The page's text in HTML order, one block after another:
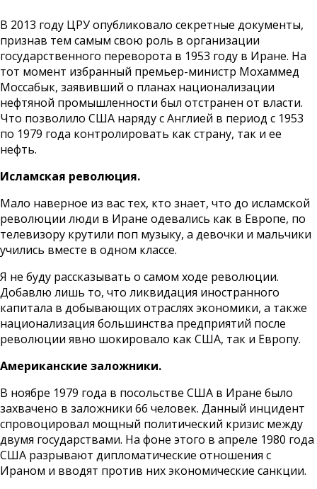
В 2013 году ЦРУ опубликовало секретные документы,
признав тем самым свою роль в организации
государственного переворота в 1953 году в Иране. На
тот момент избранный премьер-министр Мохаммед
Моссабык, заявивший о планах национализации
нефтяной промышленности был отстранен от власти.
Что позволило США наряду с Англией в период с 1953
по 1979 года контролировать как страну, так и ее
нефть.
Исламская революция.
Мало наверное из вас тех, кто знает, что до исламской
революции люди в Иране одевались как в Европе, по
телевизору крутили поп музыку, а девочки и мальчики
учились вместе в одном классе.
Я не буду рассказывать о самом ходе революции.
Добавлю лишь то, что ликвидация иностранного
капитала в добывающих отраслях экономики, а также
национализация большинства предприятий после
революции явно шокировало как США, так и Европу.
Американские заложники.
В ноябре 1979 года в посольстве США в Иране было
захвачено в заложники 66 человек. Данный инцидент
спровоцировал мощный политический кризис между
двумя государствами. На фоне этого в апреле 1980 года
США разрывают дипломатические отношения с
Ираном и вводят против них экономические санкции.